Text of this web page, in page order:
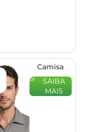
Camisa
Profissional
Gola
Italiana
SAIBA
MAIS